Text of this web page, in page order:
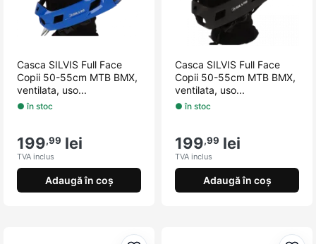
Casca SILVIS Full Face
Copii 50-55cm MTB BMX,
ventilata, uso...
● în stoc
199,99 lei
TVA inclus
Adaugă în coș
Casca SILVIS Full Face
Copii 50-55cm MTB BMX,
ventilata, uso...
● în stoc
199,99 lei
TVA inclus
Adaugă în coș